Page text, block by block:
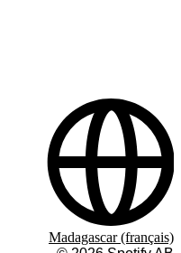
Madagascar (français)